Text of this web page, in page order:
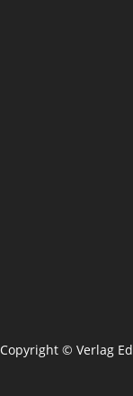
Copyright © Verlag